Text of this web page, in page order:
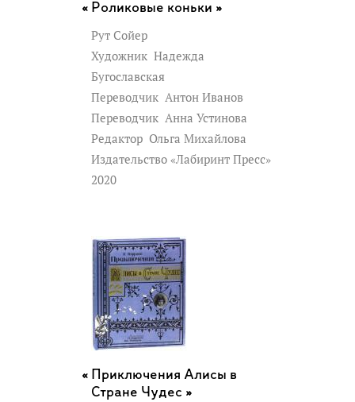
Роликовые коньки »
Рут Сойер
Художник Надежда
Бугославская
Переводчик Антон Иванов
Переводчик Анна Устинова
Редактор Ольга Михайлова
Издательство «Лабиринт Пресс»
2020
Приключения Алисы в
Стране Чудес »